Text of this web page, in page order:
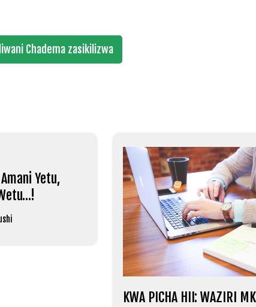
Chadema zasikilizwa
Yetu,
KWA PICHA HII: WAZIRI